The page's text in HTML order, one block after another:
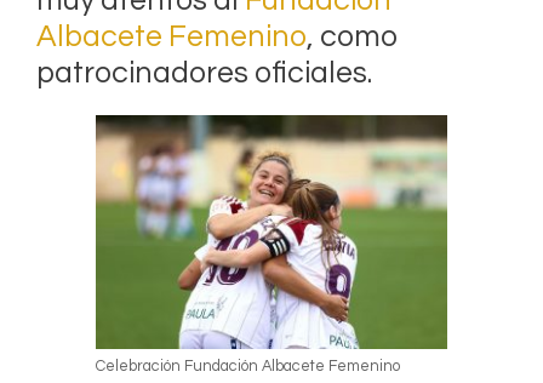
Albacete Femenino, como
patrocinadores oficiales.
Celebración Fundación Albacete Femenino